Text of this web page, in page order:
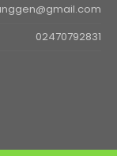
02470792831